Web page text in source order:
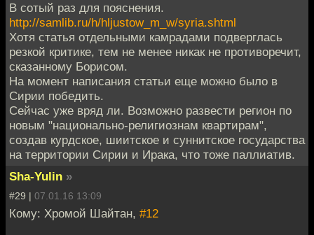
В сотый раз для пояснения.
http://samlib.ru/h/hljustow_m_w/syria.shtml
Хотя статья отдельными камрадами подверглась
резкой критике, тем не менее никак не противоречит,
сказанному Борисом.
На момент написания статьи еще можно было в
Сирии победить.
Сейчас уже вряд ли. Возможно развести регион по
новым "национально-религиознам квартирам",
создав курдское, шиитское и суннитское государства
на территории Сирии и Ирака, что тоже паллиатив.
Sha-Yulin »
#29 | 07.01.16 13:09
Кому: Хромой Шайтан, #12